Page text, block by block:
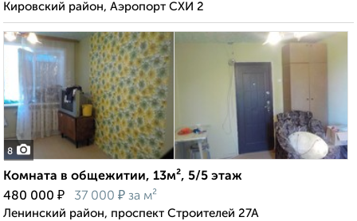
Кировский район, Аэропорт СХИ 2
8
Комната в общежитии, 13м², 5/5 этаж
480 000 ₽ 37 000 ₽ за м²
Ленинский район, проспект Строителей 27А